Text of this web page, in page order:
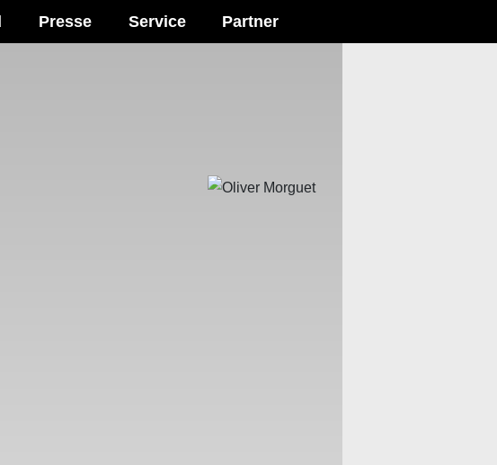
Presse Service Partner